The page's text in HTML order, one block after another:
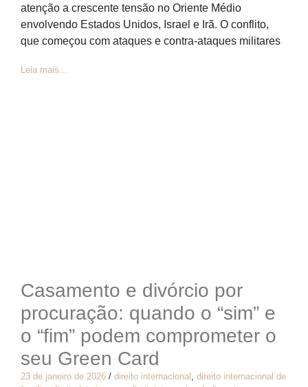
atenção a crescente tensão no Oriente Médio
envolvendo Estados Unidos, Israel e Irã. O conflito,
que começou com ataques e contra-ataques militares
Leia mais...
Casamento e divórcio por
procuração: quando o “sim” e
o “fim” podem comprometer o
seu Green Card
23 de janeiro de 2026 / direito internacional
direito internacional de